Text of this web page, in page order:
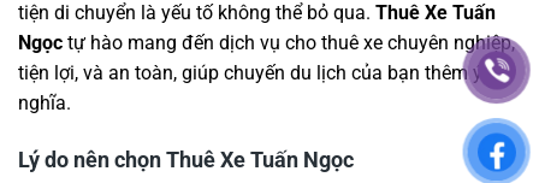
tiện di chuyển là yếu tố không thể bỏ qua. Thuê Xe Tuấn
Ngọc tự hào mang đến dịch vụ cho thuê xe chuyên nghiệp,
tiện lợi, và an toàn, giúp chuyến du lịch của bạn thêm ý
nghĩa.
Lý do nên chọn Thuê Xe Tuấn Ngọc